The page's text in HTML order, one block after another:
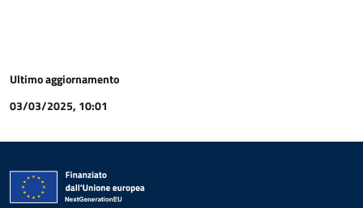
Ultimo aggiornamento
03/03/2025, 10:01